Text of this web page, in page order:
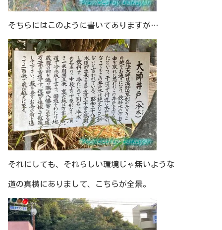
そちらにはこのように書いてありますが…
それにしても、それらしい環境じゃ無いような
道の真横にありまして、こちらが全景。